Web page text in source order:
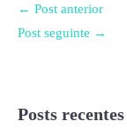
← Post anterior
Post seguinte →
Posts recentes